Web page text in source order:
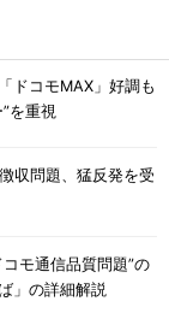
ドコモMAX」好調も
を重視
収問題、猛反発を受
モ通信品質問題”の
」の詳細解説